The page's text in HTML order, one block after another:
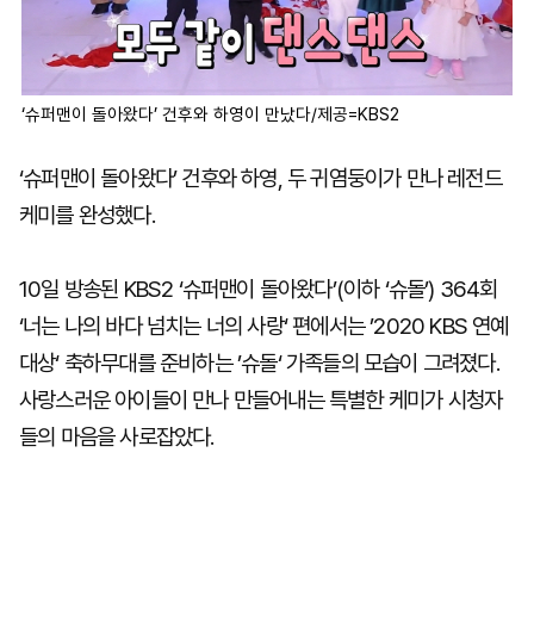
‘슈퍼맨이 돌아왔다’ 건후와 하영이 만났다/제공=KBS2
‘슈퍼맨이 돌아왔다’ 건후와 하영, 두 귀염둥이가 만나 레전드
케미를 완성했다.
10일 방송된 KBS2 ‘슈퍼맨이 돌아왔다’(이하 ‘슈돌’) 364회
‘너는 나의 바다 넘치는 너의 사랑‘ 편에서는 ’2020 KBS 연예
대상‘ 축하무대를 준비하는 ’슈돌‘ 가족들의 모습이 그려졌다.
사랑스러운 아이들이 만나 만들어내는 특별한 케미가 시청자
들의 마음을 사로잡았다.